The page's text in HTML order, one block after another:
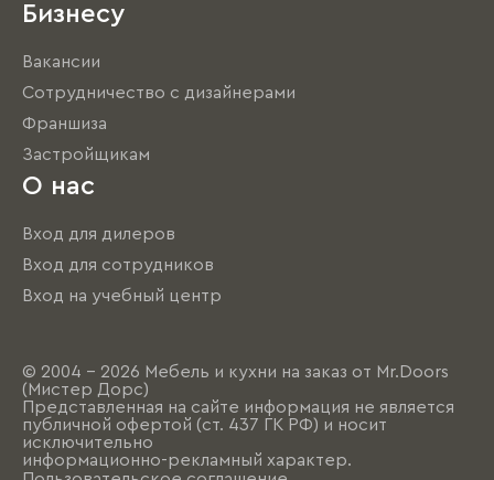
Бизнесу
Вакансии
Сотрудничество с дизайнерами
Франшиза
Застройщикам
О нас
Вход для дилеров
Вход для сотрудников
Вход на учебный центр
© 2004 - 2026 Мебель и кухни на заказ от Mr.Doors
(Мистер Дорс)
Представленная на сайте информация не является
публичной офертой (ст. 437 ГК РФ) и носит
исключительно
информационно-рекламный характер.